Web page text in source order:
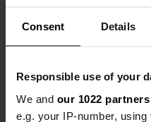
Consent Details
Responsible use of your
We and our 1022 partners
e.g. your IP-number,
Es-tu